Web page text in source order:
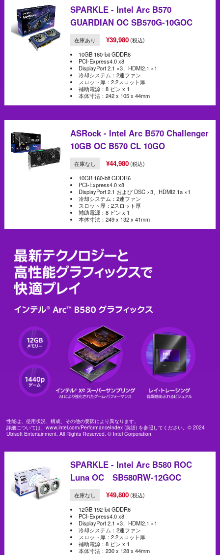
SPARKLE - Intel Arc B570
GUARDIAN OC SB570G-10GOC
在庫あり ¥39,980 (税込)
10GB 160-bit GDDR6
PCI-Express4.0 x8
DisplayPort 2.1 ×3、HDMI2.1 ×1
冷却システム：2連ファン
スロット厚：2.2スロット厚
補助電源：8 ピン x 1
本体寸法：242 x 105 x 44mm
ASRock - Intel Arc B570 Challenger
10GB OC B570 CL 10GO
在庫なし ¥44,980 (税込)
10GB 160-bit GDDR6
PCI-Express4.0 x8
DisplayPort 2.1 および DSC ×3、HDMI2.1a ×1
冷却システム：2連ファン
スロット厚：2スロット厚
補助電源：8 ピン x 1
本体寸法：249 x 132 x 41mm
性能は、使用状況、構成、その他の要因により異なります。
詳細については、www.intel.com/PerformanceIndex (英語) を参照してください。© 2024
Ubisoft Entertainment. All Rights Reserved. © Intel Corporation.
SPARKLE - Intel Arc B580 ROC
Luna OC SB580RW-12GOC
在庫なし ¥49,800 (税込)
12GB 192-bit GDDR6
PCI-Express4.0 x8
DisplayPort 2.1 ×3、HDMI2.1 ×1
冷却システム：2連ファン
スロット厚：2.2スロット厚
補助電源：8 ピン x 1
本体寸法：230 x 128 x 44mm